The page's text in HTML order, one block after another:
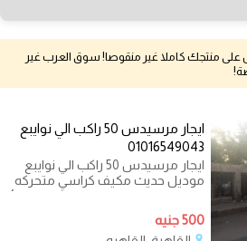
على منتجك كاملا غير منقوصا! سوق العرب غير
ايجار مرسيدس 50 راكب الي نوايبع
01016549043
ايجار مرسيدس 50 راكب الي نوايبع
موديل حديث مكيف كراسي متحركه
مريحه سقف عالى خزنة للشنط ستائر
عازلة
500 جنيه